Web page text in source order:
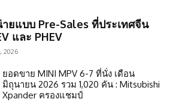
ยแบบ Pre-Sales ที่ประเทศจีน
และ PHEV
2026
ยอดขาย MINI MPV 6-7 ที่นั่ง เดือน
มิถุนายน 2026 รวม 1,020 คัน : Mitsubishi
Xpander ครองแชมป์